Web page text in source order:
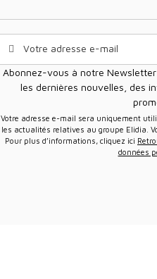
Abonnez-vous à notre
les dernières nouvelles, des
Votre adresse e-mail sera uniquement utilisée pour vous envoyer des informations sur
les actualités relatives au groupe Elidia.
Pour plus d’informations, cliquez ici
données